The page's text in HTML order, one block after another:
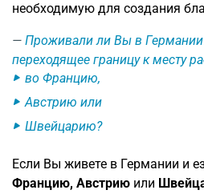
необходимую для создания
Проживали ли Вы в Германии
переходящее границу к месту
во Францию,
Австрию или
Швейцарию?
Если Вы живете в Германии и
Францию, Австрию или